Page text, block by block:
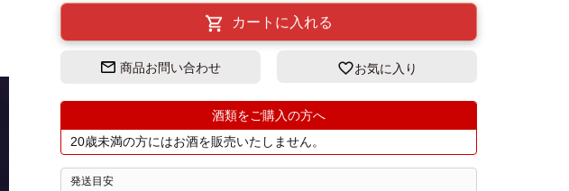
カートに入れる
商品お問い合わせ お気に入り
酒類をご購入の方へ
20歳未満の方にはお酒を販売いたしません。
発送目安